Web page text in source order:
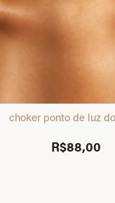
choker ponto de luz
R$88,00